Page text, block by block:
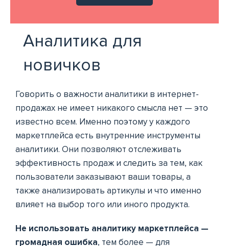
Аналитика для
новичков
Говорить о важности аналитики в интернет-
продажах не имеет никакого смысла нет — это
известно всем. Именно поэтому у каждого
маркетплейса есть внутренние инструменты
аналитики. Они позволяют отслеживать
эффективность продаж и следить за тем, как
пользователи заказывают ваши товары, а
также анализировать артикулы и что именно
влияет на выбор того или иного продукта.
Не использовать аналитику маркетплейса —
громадная ошибка, тем более — для